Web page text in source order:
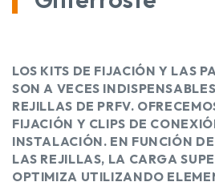
LOS KITS DE FIJACIÓN Y LAS
SON A VECES
REJILLAS DE PRFV.
FIJACIÓN Y CLIPS DE
INSTALACIÓN. EN FUNCIÓN
LAS REJILLAS, LA CARGA
OPTIMIZA UTILIZANDO